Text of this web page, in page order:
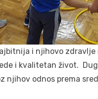
i njihovo
i kvalitetan život.
njihov odnos prema